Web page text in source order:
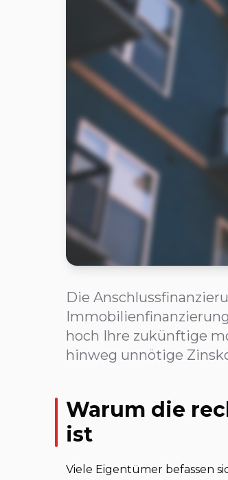
Die
hoch Ihre zukünftige
hinweg unnötige
Warum die
ist
Viele Eigentümer befassen